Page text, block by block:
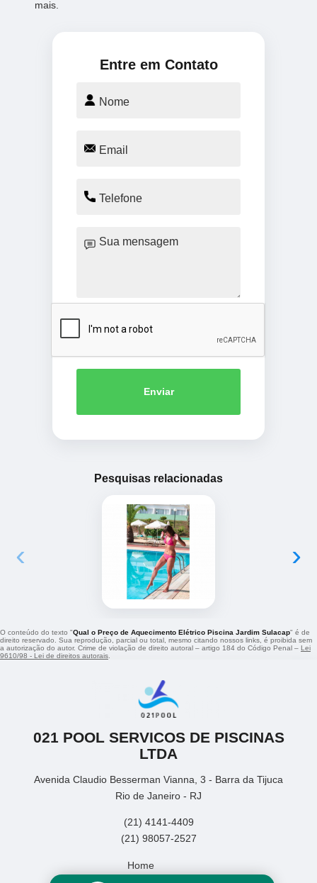
mais.
Entre em Contato
Enviar
Pesquisas relacionadas
‹ ›
O conteúdo do texto "Qual o Preço de Aquecimento Elétrico Piscina Jardim Sulacap" é de
direito reservado. Sua reprodução, parcial ou total, mesmo citando nossos links, é proibida sem
a autorização do autor. Crime de violação de direito autoral – artigo 184 do Código Penal – Lei
9610/98 - Lei de direitos autorais
021 POOL SERVICOS DE PISCINAS
LTDA
Avenida Claudio Besserman Vianna, 3 - Barra da Tijuca
Rio de Janeiro - RJ
(21) 4141-4409
(21) 98057-2527
Home